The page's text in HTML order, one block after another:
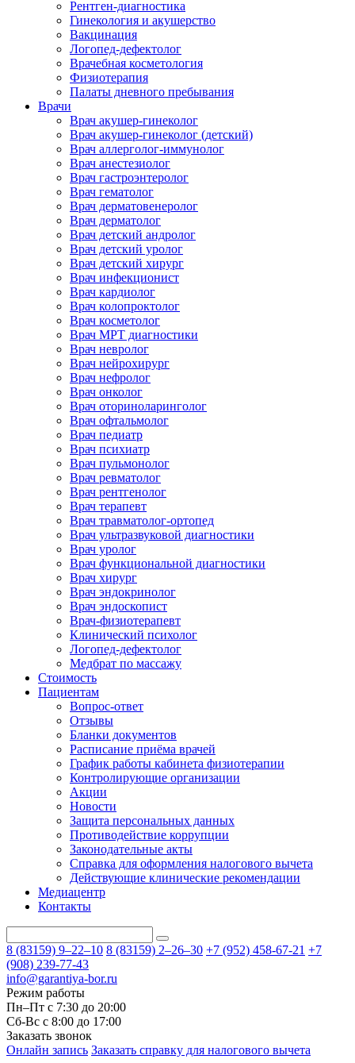
Рентген-диагностика
Гинекология и акушерство
Вакцинация
Логопед-дефектолог
Врачебная косметология
Физиотерапия
Палаты дневного пребывания
Врачи
Врач акушер-гинеколог
Врач акушер-гинеколог (детский)
Врач аллерголог-иммунолог
Врач анестезиолог
Врач гастроэнтеролог
Врач гематолог
Врач дерматовенеролог
Врач дерматолог
Врач детский андролог
Врач детский уролог
Врач детский хирург
Врач инфекционист
Врач кардиолог
Врач колопроктолог
Врач косметолог
Врач МРТ диагностики
Врач невролог
Врач нейрохирург
Врач нефролог
Врач онколог
Врач оториноларинголог
Врач офтальмолог
Врач педиатр
Врач психиатр
Врач пульмонолог
Врач ревматолог
Врач рентгенолог
Врач терапевт
Врач травматолог-ортопед
Врач ультразвуковой диагностики
Врач уролог
Врач функциональной диагностики
Врач хирург
Врач эндокринолог
Врач эндоскопист
Врач-физиотерапевт
Клинический психолог
Логопед-дефектолог
Медбрат по массажу
Стоимость
Пациентам
Вопрос-ответ
Отзывы
Бланки документов
Расписание приёма врачей
График работы кабинета физиотерапии
Контролирующие организации
Акции
Новости
Защита персональных данных
Противодействие коррупции
Законодательные акты
Справка для оформления налогового вычета
Действующие клинические рекомендации
Медиацентр
Контакты
8 (83159) 9–22–10 8 (83159) 2–26–30 +7 (952) 458-67-21 +7
(908) 239-77-43
info@garantiya-bor.ru
Режим работы
Пн–Пт с 7:30 до 20:00
Cб-Вс с 8:00 до 17:00
Заказать звонок
Онлайн запись Заказать справку для налогового вычета